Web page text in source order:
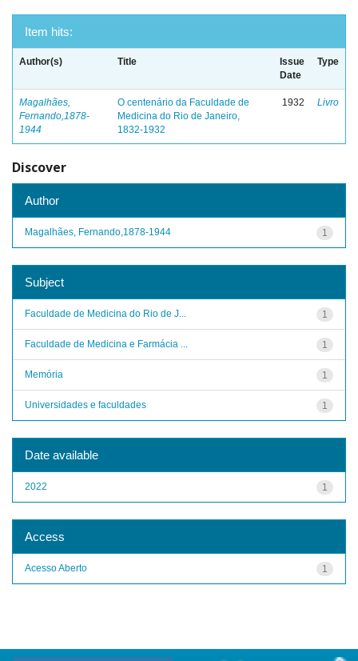
Item hits:
Author(s) Title
Issue
Date
Type
Magalhães,
Fernando,1878-
1944
O centenário da Faculdade de
Medicina do Rio de Janeiro,
1832-1932
1932 Livro
Discover
Author
1
Magalhães, Fernando,1878-1944
Subject
1
Faculdade de Medicina do Rio de J...
1
Faculdade de Medicina e Farmácia ...
1
Memória
1
Universidades e faculdades
Date available
1
2022
Access
1
Acesso Aberto